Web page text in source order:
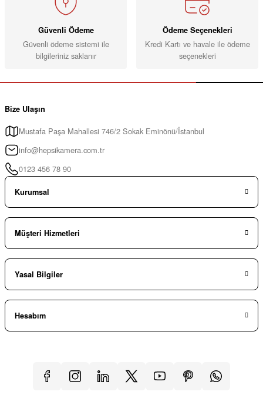
Güvenli Ödeme
Güvenli ödeme sistemi ile
bilgileriniz saklanır
Ödeme Seçenekleri
Kredi Kartı ve havale ile ödeme
seçenekleri
Bize Ulaşın
Mustafa Paşa Mahallesi 746/2 Sokak Eminönü/İstanbul
info@hepsikamera.com.tr
0123 456 78 90
Kurumsal
Müşteri Hizmetleri
Yasal Bilgiler
Hesabım